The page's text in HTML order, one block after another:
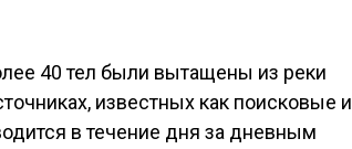
40 тел были вытащены из реки
известных как поисковые и
в течение дня за дневным